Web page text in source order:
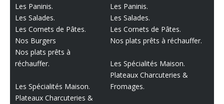
Les Paninis.
Les Paninis.
Les Salades.
Les Salades.
Les Cornets de Pâtes.
Les Cornets de Pâtes.
Nos Burgers
Nos plats prêts à réchauffer.
Nos plats prêts à
réchauffer.
Les Spécialités Maison.
Les Spécialités Maison.
Plateaux Charcuteries &
Fromages.
Plateaux Charcuteries &